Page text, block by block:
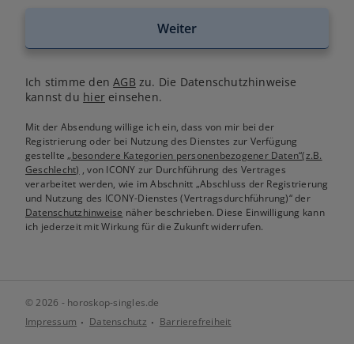
Weiter
Ich stimme denAGB zu. Die Datenschutzhinweise
kannst du hiereinsehen.
Mit der Absendung willige ich ein, dass von mir bei der
Registrierung oder bei Nutzung des Dienstes zur Verfügung
gestellte„besondere Kategorien personenbezogener Daten“(z.B.
Geschlecht) , von ICONY zur Durchführung des Vertrages
verarbeitet werden, wie im Abschnitt „Abschluss der Registrierung
und Nutzung des ICONY-Dienstes (Vertragsdurchführung)“ der
Datenschutzhinweise näher beschrieben. Diese Einwilligung kann
ich jederzeit mit Wirkung für die Zukunft widerrufen.
© 2026 - horoskop-singles.de
Impressum
Datenschutz Barrierefreiheit